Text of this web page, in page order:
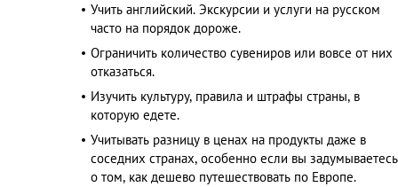
Учить английский. Экскурсии и услуги на русском
часто на порядок дороже.
Ограничить количество сувениров или вовсе от них
отказаться.
Изучить культуру, правила и штрафы страны, в
которую едете.
Учитывать разницу в ценах на продукты даже в
соседних странах, особенно если вы задумываетесь
о том, как дешево путешествовать по Европе.